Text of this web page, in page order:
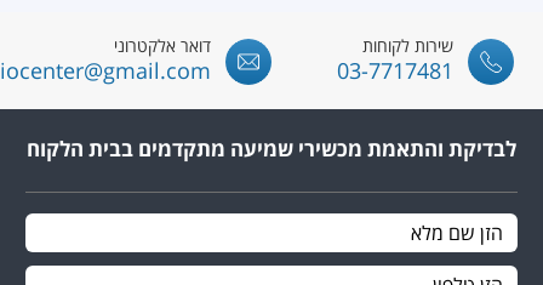
שירות לקוחות
03-7717481
דואר אלקטרוני
לבדיקת והתאמת מכשירי שמיעה מתקדמים בבית הלקוח